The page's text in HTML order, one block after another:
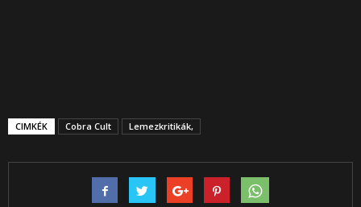
CIMKÉK Cobra Cult Lemezkritikák,